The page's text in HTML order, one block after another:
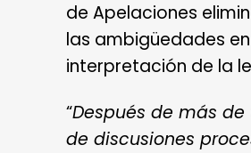
de Apelaciones
las ambigüedades
interpretación de la
“Después de más de
de discusiones